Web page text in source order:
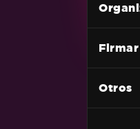
RTF
TIFF
Otros